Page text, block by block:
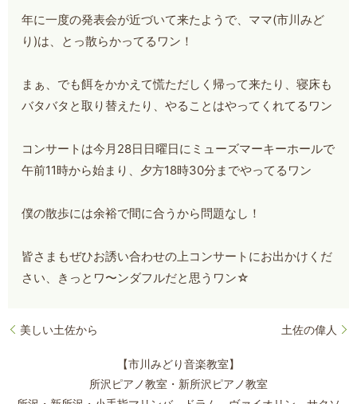
年に一度の発表会が近づいて来たようで、ママ(市川みど
り)は、とっ散らかってるワン！
まぁ、でも餌をかかえて慌ただしく帰って来たり、寝床も
バタバタと取り替えたり、やることはやってくれてるワン
コンサートは今月28日日曜日にミューズマーキーホールで
午前11時から始まり、夕方18時30分までやってるワン
僕の散歩には余裕で間に合うから問題なし！
皆さまもぜひお誘い合わせの上コンサートにお出かけくだ
さい、きっとワ〜ンダフルだと思うワン☆
美しい土佐から 土佐の偉人
【市川みどり音楽教室】
所沢ピアノ教室・新所沢ピアノ教室